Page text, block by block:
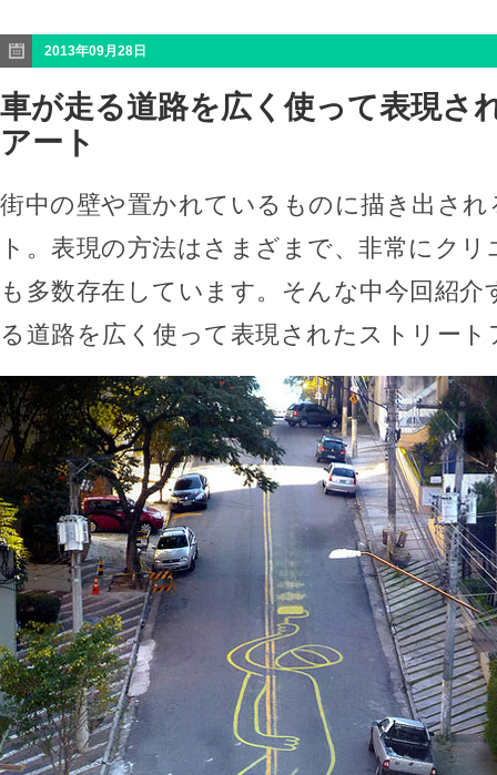
2013年09月28日
車が走る道路を広く使って表現さ
アート
街中の壁や置かれているものに描き出さ
ト。表現の方法はさまざまで、非常にク
も多数存在しています。そんな中今回紹介
る道路を広く使って表現されたストリート